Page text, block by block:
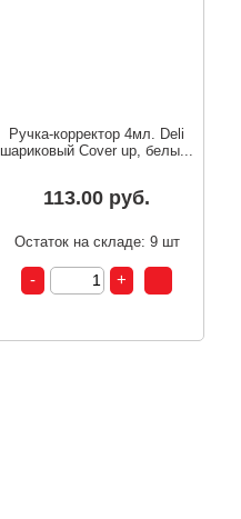
Ручка-корректор 4мл. Deli
шариковый Cover up, белы...
113.00 руб.
Остаток на складе: 9 шт